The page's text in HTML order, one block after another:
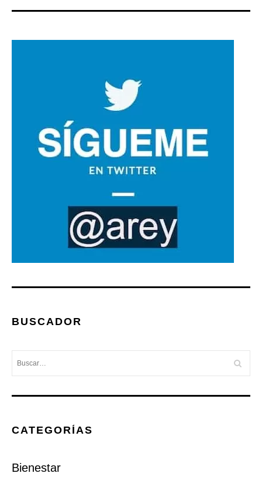
BUSCADOR
CATEGORÍAS
Bienestar